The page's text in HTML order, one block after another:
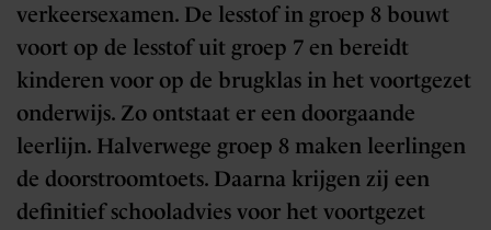
verkeersexamen. De lesstof in groep 8 bouwt
voort op de lesstof uit groep 7 en bereidt
kinderen voor op de brugklas in het voortgezet
onderwijs. Zo ontstaat er een doorgaande
leerlijn. Halverwege groep 8 maken leerlingen
de doorstroomtoets. Daarna krijgen zij een
definitief schooladvies voor het voortgezet